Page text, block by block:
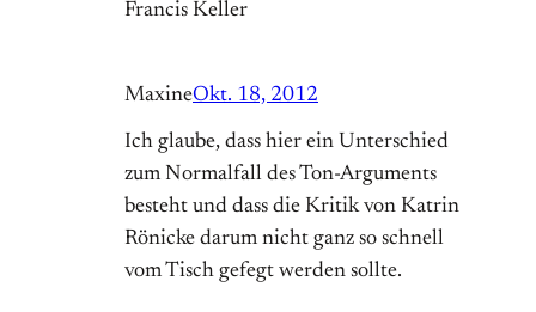
Francis Keller
MaxineOkt. 18, 2012
Ich glaube, dass hier ein Unterschied
zum Normalfall des Ton-Arguments
besteht und dass die Kritik von Katrin
Rönicke darum nicht ganz so schnell
vom Tisch gefegt werden sollte.